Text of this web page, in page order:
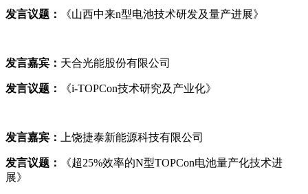
发言议题： 《山西中来n型电池技术研发及量产进展》
发言嘉宾： 天合光能股份有限公司
发言议题： 《i-TOPCon技术研究及产业化》
发言嘉宾： 上饶捷泰新能源科技有限公司
发言议题：
《超25%效率的N型TOPCon电池量产化技术进
展》